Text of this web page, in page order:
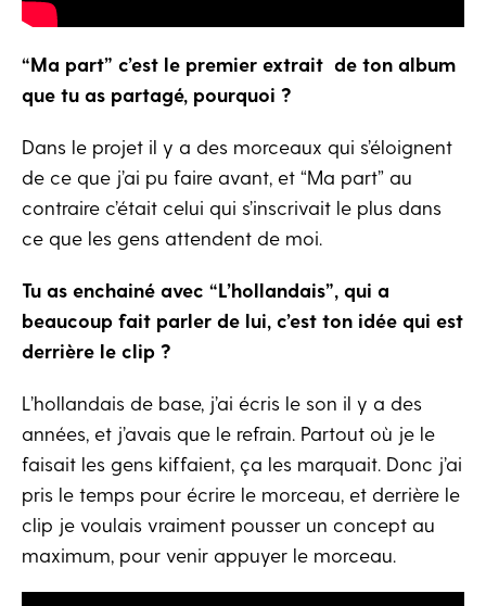
“Ma part” c’est le premier extrait de ton album
que tu as partagé, pourquoi ?
Dans le projet il y a des morceaux qui s’éloignent
de ce que j’ai pu faire avant, et “Ma part” au
contraire c’était celui qui s’inscrivait le plus dans
ce que les gens attendent de moi.
Tu as enchainé avec “L’hollandais”, qui a
beaucoup fait parler de lui, c’est ton idée qui est
derrière le clip ?
L’hollandais de base, j’ai écris le son il y a des
années, et j’avais que le refrain. Partout où je le
faisait les gens kiffaient, ça les marquait. Donc j’ai
pris le temps pour écrire le morceau, et derrière le
clip je voulais vraiment pousser un concept au
maximum, pour venir appuyer le morceau.